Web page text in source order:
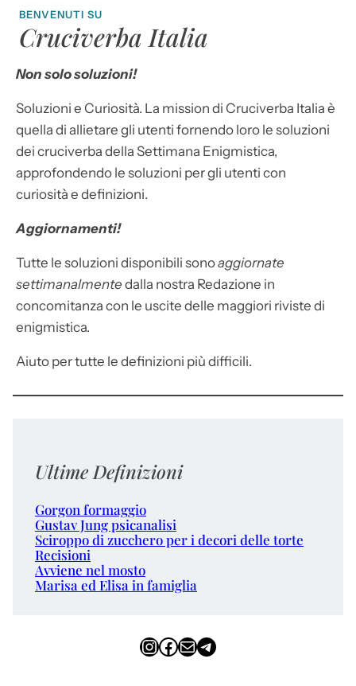
BENVENUTI SU
Cruciverba Italia
Non solo soluzioni!
Soluzioni e Curiosità. La mission di Cruciverba Italia è
quella di allietare gli utenti fornendo loro le soluzioni
dei cruciverba della Settimana Enigmistica,
approfondendo le soluzioni per gli utenti con
curiosità e definizioni.
Aggiornamenti!
Tutte le soluzioni disponibili sonoaggiornate
settimanalmente dalla nostra Redazione in
concomitanza con le uscite delle maggiori riviste di
enigmistica.
Aiuto per tutte le definizioni più difficili.
Ultime Definizioni
Gorgon formaggio
Gustav Jung psicanalisi
Sciroppo di zucchero per i decori delle torte
Recisioni
Avviene nel mosto
Marisa ed Elisa in famiglia
InstagramFacebook Email Telegram